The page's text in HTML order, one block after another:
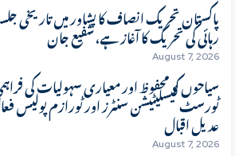
پاکستان تحریک انصاف کا پشاور میں تاریخی
رہائی کی تحریک کا آغاز ہے، شفیع جان
August 7, 2026
سیاحوں کو محفوظ اور معیاری سہولیات کی
ٹورسٹ فیسلیٹیشن سنٹرز اور ٹورازم پولیس
عدیل اقبال
August 7, 2026